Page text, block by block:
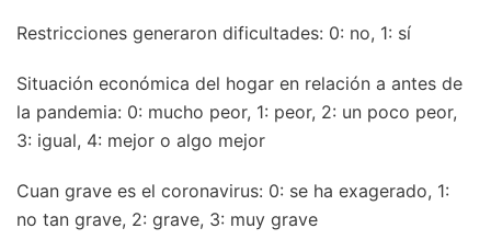
Restricciones generaron dificultades: 0: no, 1: sí
Situación económica del hogar en relación a antes de
la pandemia: 0: mucho peor, 1: peor, 2: un poco peor,
3: igual, 4: mejor o algo mejor
Cuan grave es el coronavirus: 0: se ha exagerado, 1:
no tan grave, 2: grave, 3: muy grave